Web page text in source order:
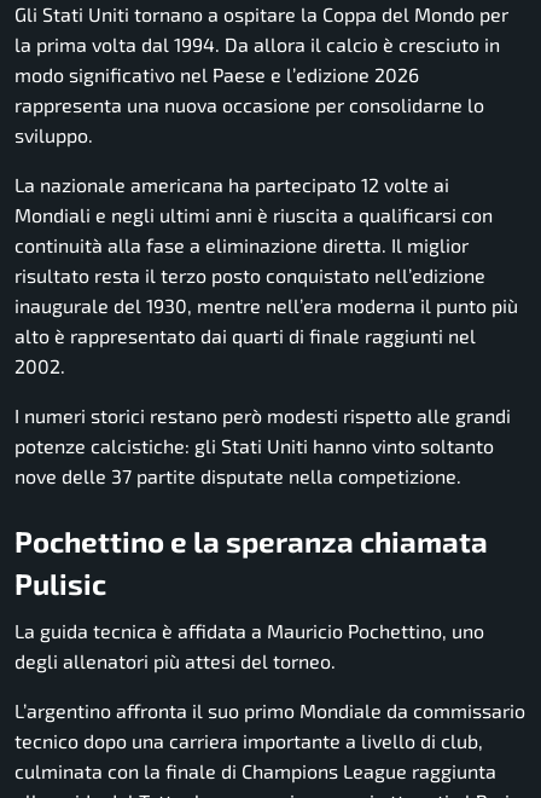
Gli Stati Uniti tornano a ospitare la Coppa del Mondo per
la prima volta dal 1994. Da allora il calcio è cresciuto in
modo significativo nel Paese e l’edizione 2026
rappresenta una nuova occasione per consolidarne lo
sviluppo.
La nazionale americana ha partecipato 12 volte ai
Mondiali e negli ultimi anni è riuscita a qualificarsi con
continuità alla fase a eliminazione diretta. Il miglior
risultato resta il terzo posto conquistato nell’edizione
inaugurale del 1930, mentre nell’era moderna il punto più
alto è rappresentato dai quarti di finale raggiunti nel
2002.
I numeri storici restano però modesti rispetto alle grandi
potenze calcistiche: gli Stati Uniti hanno vinto soltanto
nove delle 37 partite disputate nella competizione.
Pochettino e la speranza chiamata
Pulisic
La guida tecnica è affidata a Mauricio Pochettino, uno
degli allenatori più attesi del torneo.
L’argentino affronta il suo primo Mondiale da commissario
tecnico dopo una carriera importante a livello di club,
culminata con la finale di Champions League raggiunta